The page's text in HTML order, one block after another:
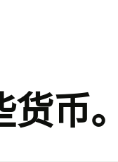
货币